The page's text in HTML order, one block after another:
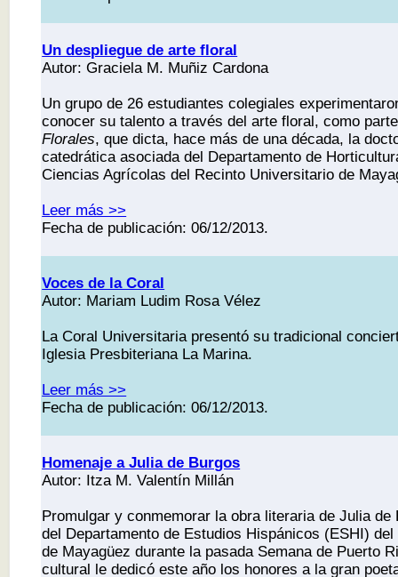
Un despliegue de arte floral
Autor: Graciela M. Muñiz Cardona
Un grupo de 26 estudiantes colegiales
conocer su talento a través del arte floral, como
Florales, que dicta, hace más de una década, la
catedrática asociada del Departamento de
Ciencias Agrícolas del Recinto Universitario de
Leer más >>
Fecha de publicación: 06/12/2013.
Voces de la Coral
Autor: Mariam Ludim Rosa Vélez
La Coral Universitaria presentó su tradicional
Iglesia Presbiteriana La Marina.
Leer más >>
Fecha de publicación: 06/12/2013.
Homenaje a Julia de Burgos
Autor: Itza M. Valentín Millán
Promulgar y conmemorar la obra literaria de Julia de
del Departamento de Estudios Hispánicos (ESHI)
de Mayagüez durante la pasada Semana de Puerto
cultural le dedicó este año los honores a la gran